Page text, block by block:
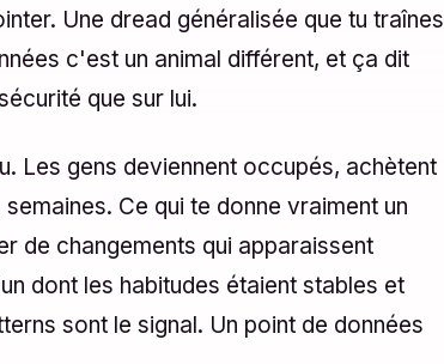
Une dread généralisée que tu traînes
c'est un animal différent, et ça dit
que sur lui.
Les gens deviennent occupés, achètent
Ce qui te donne vraiment un
de changements qui apparaissent
dont les habitudes étaient stables et
sont le signal. Un point de données